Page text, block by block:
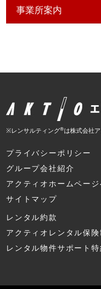
事業所案内
※レンサルティング®は株式会社
プライバシーポリシー
グループ会社紹介
アクティオホームページ
サイトマップ
レンタル約款
アクティオレンタル保
レンタル物件サポート